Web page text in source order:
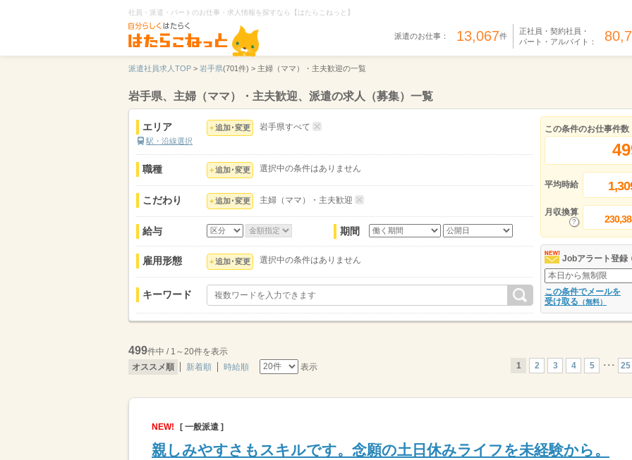
社員・派遣・パートのお仕事・求人情報を探すなら【はたらこねっと】
派遣のお仕事： 13,067件
正社員・契約社員・
パート・アルバイト：
派遣社員求人TOP > 岩手県(701件) > 主婦（ママ）・主夫歓迎の一覧
岩手県、主婦（ママ）・主夫歓迎、派遣の求人（募集）一覧
エリア
駅・沿線選択
追加･変更 岩手県すべて
職種 追加･変更 選択中の条件はありません
こだわり 追加･変更 主婦（ママ）・主夫歓迎
給与 期間
雇用形態 追加･変更 選択中の条件はありません
キーワード
この条件のお仕事件数
平均時給
月収換算
Jobアラート登録
この条件でメールを
受け取る （無料）
499件中 / 1～20件を表示
オススメ順
新着順 時給順 表示 1 2 3 4 5 ･･･ 25
NEW! [ 一般派遣 ]
親しみやすさもスキルです。念願の土日休みライフを未経験から。